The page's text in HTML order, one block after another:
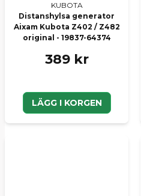
KUBOTA
Distanshylsa generator
Aixam Kubota Z402 / Z482
original - 19837-64374
389 kr
LÄGG I KORGEN